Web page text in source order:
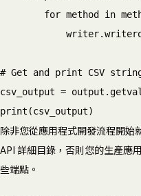
# Get and print CSV
csv_output =
除非您從應用程式開發流程開始
API 詳細目錄，否則您的生產應
些端點。